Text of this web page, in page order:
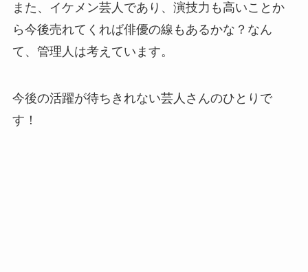
また、イケメン芸人であり、演技力も高いことか
ら今後売れてくれば俳優の線もあるかな？なん
て、管理人は考えています。
今後の活躍が待ちきれない芸人さんのひとりで
す！